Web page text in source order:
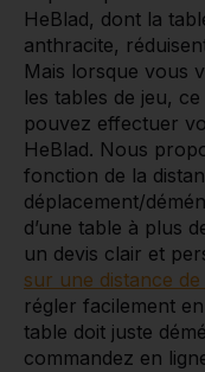
HeBlad, dont la
anthracite,
Mais lorsque vous
les tables de jeu,
pouvez effectuer
HeBlad. Nous
fonction de la
déplacement/
d’une table à plus
un devis clair et
sur une distance
régler facilement
table doit juste
commandez en